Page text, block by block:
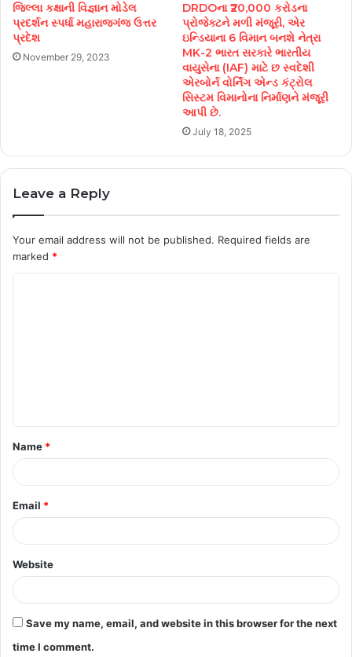
જિલ્લા કક્ષાની વિજ્ઞાન મોડેલ
પ્રદર્શન સ્પર્ધા મહારાજગંજ ઉત્તર
પ્રદેશ
November 29, 2023
DRDOના ₹20,000 કરોડના
પ્રોજેક્ટને મળી મંજૂરી, એર
ઇન્ડિયાના 6 વિમાન બનશે નેત્રા
MK-2 ભારત સરકારે ભારતીય
વાયુસેના (IAF) માટે છ સ્વદેશી
એરબોર્ન વોર્નિંગ એન્ડ કંટ્રોલ
સિસ્ટમ વિમાનોના નિર્માણને મંજૂરી
આપી છે.
July 18, 2025
Leave a Reply
Your email address will not be published. Required fields are
marked *
t
*
Name *
Email *
Website
Save my name, email, and website in this browser for the next
time I comment.